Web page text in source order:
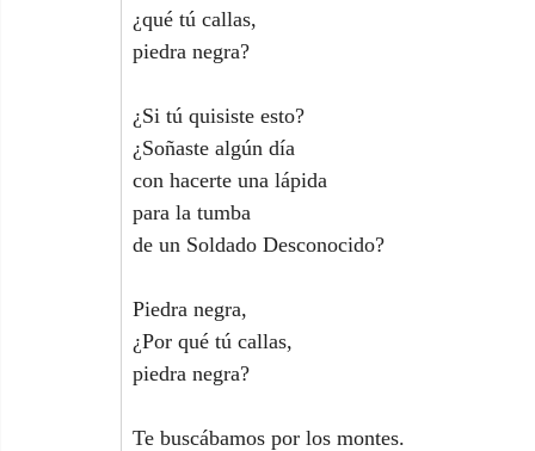
¿qué tú callas,
piedra negra?
¿Si tú quisiste esto?
¿Soñaste algún día
con hacerte una lápida
para la tumba
de un Soldado Desconocido?
Piedra negra,
¿Por qué tú callas,
piedra negra?
Te buscábamos por los montes.